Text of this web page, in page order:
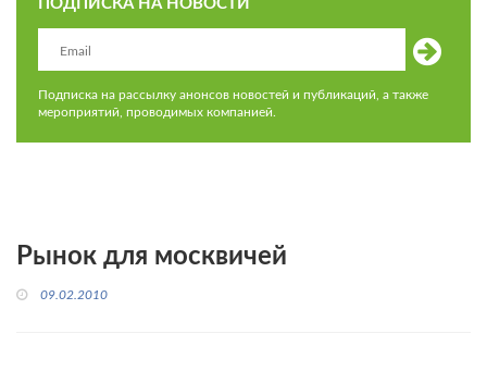
ПОДПИСКА НА НОВОСТИ
Подписка на рассылку анонсов новостей и публикаций, а также
мероприятий, проводимых компанией.
Рынок для москвичей
09.02.2010